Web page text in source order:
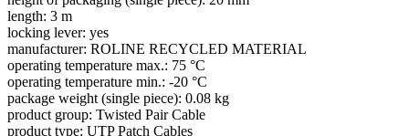
length: 3 m
locking lever: yes
manufacturer: ROLINE RECYCLED MATERIAL
operating temperature max.: 75 °C
operating temperature min.: -20 °C
package weight (single piece): 0.08 kg
product group: Twisted Pair Cable
product type: UTP Patch Cables